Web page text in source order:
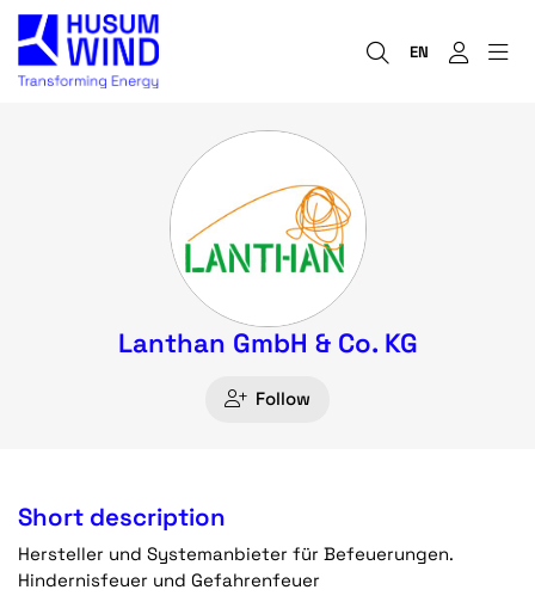
EN
Lanthan GmbH & Co. KG
Follow
Short description
Hersteller und Systemanbieter für Befeuerungen.
Hindernisfeuer und Gefahrenfeuer